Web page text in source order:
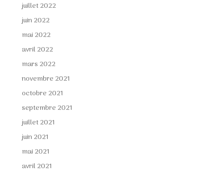
juillet 2022
juin 2022
mai 2022
avril 2022
mars 2022
novembre 2021
octobre 2021
septembre 2021
juillet 2021
juin 2021
mai 2021
avril 2021